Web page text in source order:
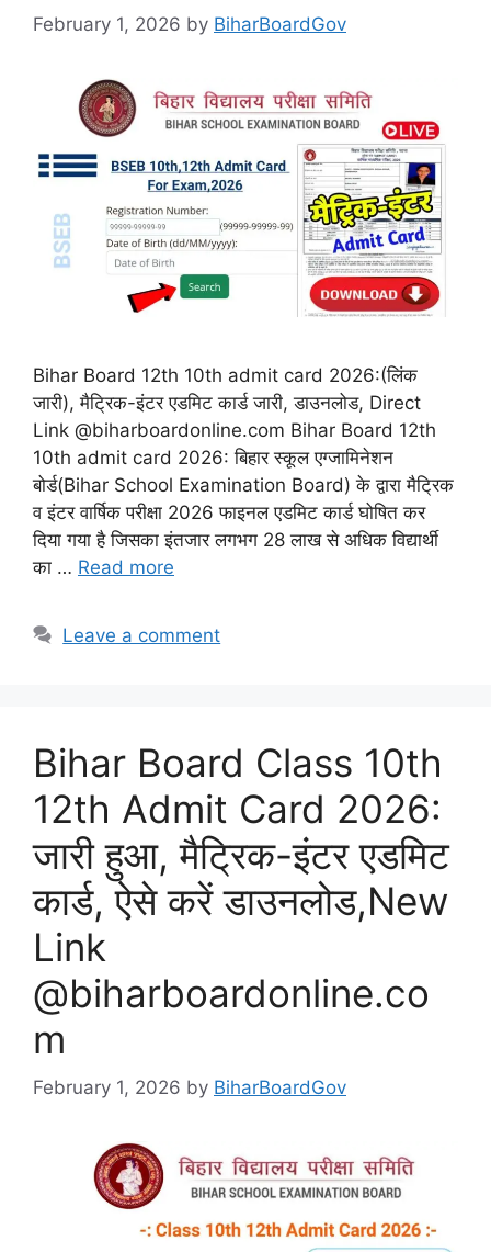
February 1, 2026 by BiharBoardGov
Bihar Board 12th 10th admit card 2026:(लिंक
जारी), मैट्रिक-इंटर एडमिट कार्ड जारी, डाउनलोड, Direct
Link @biharboardonline.com Bihar Board 12th
10th admit card 2026: बिहार स्कूल एग्जामिनेशन
बोर्ड(Bihar School Examination Board) के द्वारा मैट्रिक
व इंटर वार्षिक परीक्षा 2026 फाइनल एडमिट कार्ड घोषित कर
दिया गया है जिसका इंतजार लगभग 28 लाख से अधिक विद्यार्थी
का … Read more
Leave a comment
Bihar Board Class 10th
12th Admit Card 2026:
जारी हुआ, मैट्रिक-इंटर एडमिट
कार्ड, ऐसे करें डाउनलोड,New
Link
@biharboardonline.co
m
February 1, 2026 by BiharBoardGov